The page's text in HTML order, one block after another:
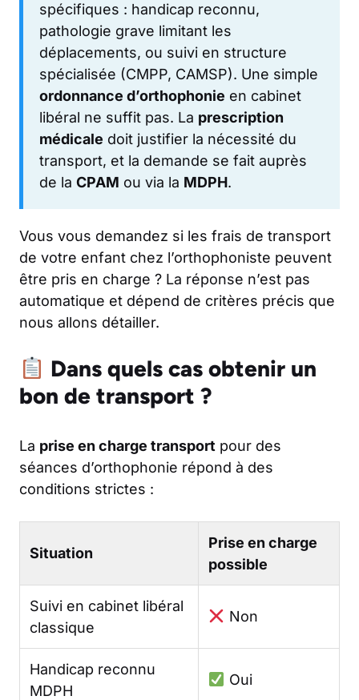
spécifiques : handicap reconnu,
pathologie grave limitant les
déplacements, ou suivi en structure
spécialisée (CMPP, CAMSP). Une simple
ordonnance d’orthophonie en cabinet
libéral ne suffit pas. La prescription
médicale doit justifier la nécessité du
transport, et la demande se fait auprès
de la CPAM ou via la MDPH.
Vous vous demandez si les frais de transport
de votre enfant chez l’orthophoniste peuvent
être pris en charge ? La réponse n’est pas
automatique et dépend de critères précis que
nous allons détailler.
Dans quels cas obtenir un
bon de transport ?
La prise en charge transport pour des
séances d’orthophonie répond à des
conditions strictes :
Situation
Prise en charge
possible
Suivi en cabinet libéral
classique
Non
Handicap reconnu
MDPH
Oui